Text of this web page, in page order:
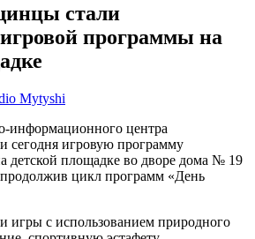
стали
программы на
Mytyshi
информационного центра
сегодня игровую программу
детской площадке во дворе дома № 19
цикл программ «День
игры с использованием природного